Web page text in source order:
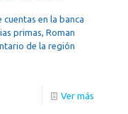
en la banca
primas, Roman
de la región
Ver más